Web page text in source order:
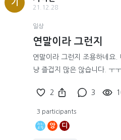
기
21.12.28
일상
연말이라 그런지
연말이라 그런지 조용하네요.
냥 즐겁지 많은 않습니다. ㅜㅜ
2 3
3 participants
앙 디